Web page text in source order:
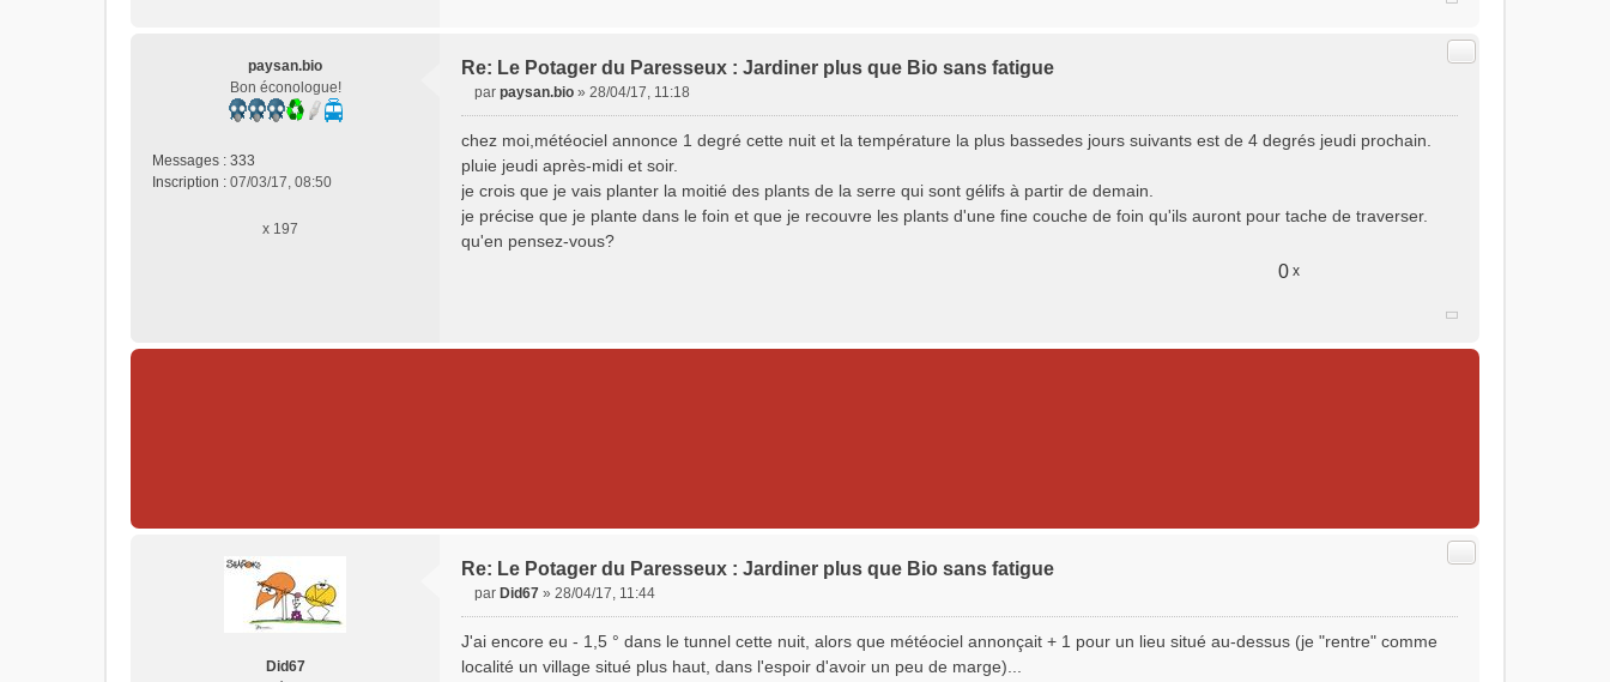
paysan.bio
Bon éconologue!
Messages : 333
Inscription : 07/03/17, 08:50
x 197
Re: Le Potager du Paresseux : Jardiner plus que Bio sans fatigue
Citer
s
s
a
g
e
u
par paysan.bio » 28/04/17, 11:18
chez moi,météociel annonce 1 degré cette nuit et la température la plus bassedes jours suivants est de 4 degrés jeudi prochain.
pluie jeudi après-midi et soir.
je crois que je vais planter la moitié des plants de la serre qui sont gélifs à partir de demain.
je précise que je plante dans le foin et que je recouvre les plants d'une fine couche de foin qu'ils auront pour tache de traverser.
qu'en pensez-vous?
0 x
Did67
Re: Le Potager du Paresseux : Jardiner plus que Bio sans fatigue
Citer
s
s
par Did67 » 28/04/17, 11:44
J'ai encore eu - 1,5 ° dans le tunnel cette nuit, alors que météociel annonçait + 1 pour un lieu situé au-dessus (je "rentre" comme
localité un village situé plus haut, dans l'espoir d'avoir un peu de marge)...